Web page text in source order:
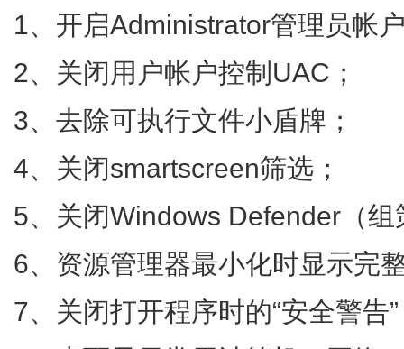
1、开启Administrator管理员帐
2、关闭用户帐户控制UAC；
3、去除可执行文件小盾牌；
4、关闭smartscreen筛选；
5、关闭Windows Defender（
6、资源管理器最小化时显示完
7、关闭打开程序时的“安全警告